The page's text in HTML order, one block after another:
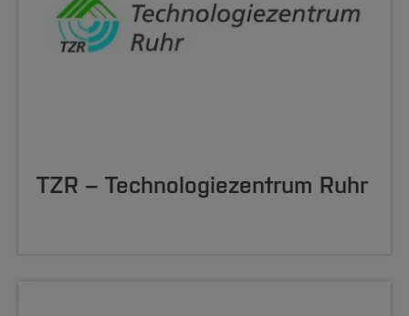
TZR – Technologiezentrum Ruhr